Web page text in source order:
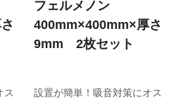
ス
設置が簡単！吸音対策にオス
フェルメノン
400mm×400mm×厚さ
9mm 2枚セット